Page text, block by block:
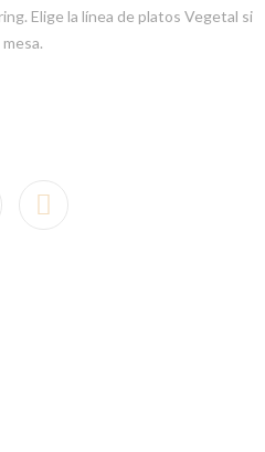
Elige la línea de platos Vegetal si